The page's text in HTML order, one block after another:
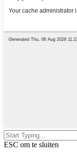
ESC om te sluiten